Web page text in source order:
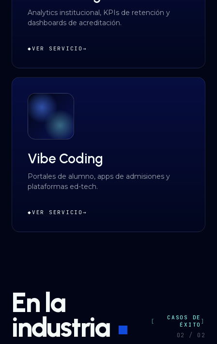
Analytics institucional, KPIs de retención y
dashboards de acreditación.
◆VER SERVICIO →
Vibe Coding
Portales de alumno, apps de admisiones y
plataformas ed-tech.
◆VER SERVICIO →
En la
industria
CASOS DE
ÉXITO
02 / 0 2